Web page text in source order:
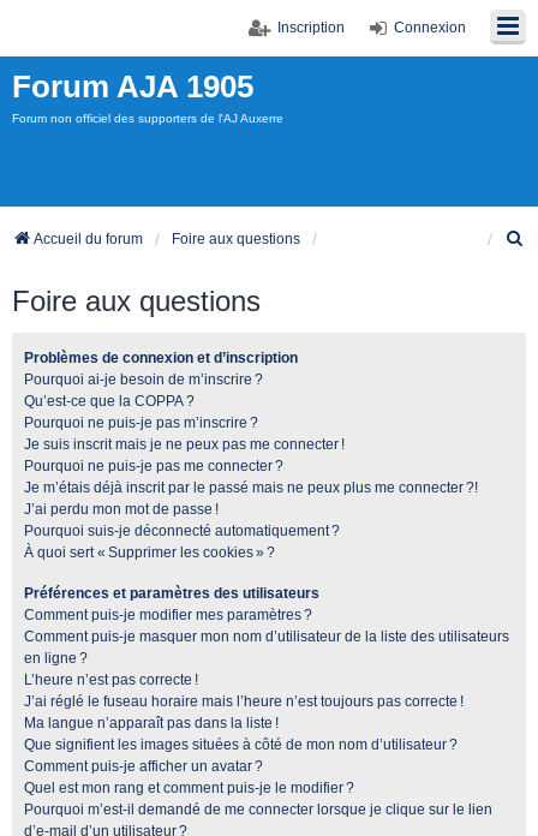
Connexion
Inscription
Forum AJA 1905
Forum non officiel des supporters de l'AJ Auxerre
Accueil du forum Foire aux questions
Foire aux questions
Problèmes de connexion et d’inscription
Pourquoi ai-je besoin de m’inscrire ?
Qu’est-ce que la COPPA ?
Pourquoi ne puis-je pas m’inscrire ?
Je suis inscrit mais je ne peux pas me connecter !
Pourquoi ne puis-je pas me connecter ?
Je m’étais déjà inscrit par le passé mais ne peux plus me connecter ?!
J’ai perdu mon mot de passe !
Pourquoi suis-je déconnecté automatiquement ?
À quoi sert « Supprimer les cookies » ?
Préférences et paramètres des utilisateurs
Comment puis-je modifier mes paramètres ?
Comment puis-je masquer mon nom d’utilisateur de la liste des utilisateurs
en ligne ?
L’heure n’est pas correcte !
J’ai réglé le fuseau horaire mais l’heure n’est toujours pas correcte !
Ma langue n’apparaît pas dans la liste !
Que signifient les images situées à côté de mon nom d’utilisateur ?
Comment puis-je afficher un avatar ?
Quel est mon rang et comment puis-je le modifier ?
Pourquoi m’est-il demandé de me connecter lorsque je clique sur le lien
d’e-mail d’un utilisateur ?